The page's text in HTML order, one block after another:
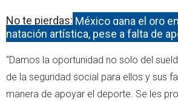
No te pierdas: México gana el oro
natación artística, pese a falta de
“Damos la oportunidad no solo del
de la seguridad social para ellos y sus
manera de apoyar el deporte. Se les